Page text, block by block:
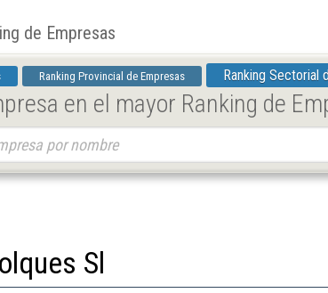
de Empresas
Ranking Provincial de Empresas Ranking Sectorial
en el mayor Ranking de
Sl